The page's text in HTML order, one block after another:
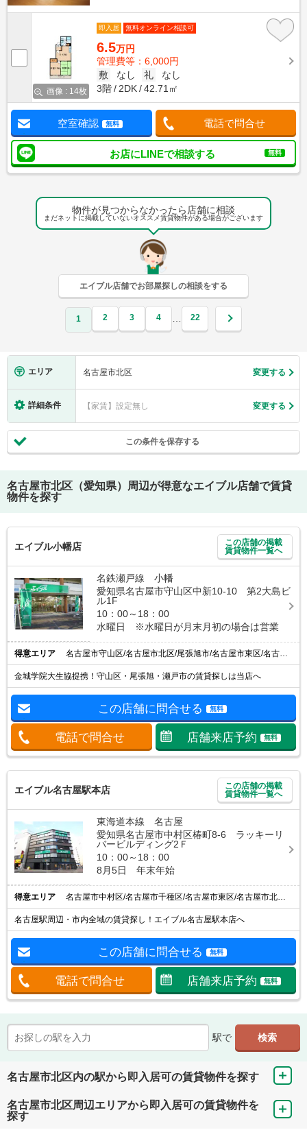
画像 : 14枚
即入居 無料オンライン相談可
6.5万円
管理費等：6,000円
敷
なし 礼
なし
3階
2DK 42.71㎡
空室確認 無料 電話で問合せ
お店にLINEで相談する 無料
物件が見つからなかったら店舗に相談
まだネットに掲載していないオススメ賃貸物件がある場合がございます
エイブル店舗でお部屋探しの相談をする
1 2 3 4 … 22
エリア 名古屋市北区 変更する
詳細条件 【家賃】設定無し 変更する
この条件を保存する
名古屋市北区（愛知県）
周辺が得意なエイブル店舗で賃貸
物件を探す
エイブル小幡店
この店舗の掲載
賃貸物件一覧へ
名鉄瀬戸線 小幡
愛知県名古屋市守山区中新10-10 第2大島ビ
ル1F
10：00～18：00
水曜日 ※水曜日が月末月初の場合は営業
得意エリア 名古屋市守山区/名古屋市北区/尾張旭市/名古屋市東区/名古屋市名東区
金城学院大生協提携！守山区・尾張旭・瀬戸市の賃貸探しは当店へ
この店舗に問合せる 無料
電話で問合せ 店舗来店予約 無料
エイブル名古屋駅本店
この店舗の掲載
賃貸物件一覧へ
東海道本線 名古屋
愛知県名古屋市中村区椿町8-6 ラッキーリ
バービルディング2Ｆ
10：00～18：00
8月5日 年末年始
得意エリア 名古屋市中村区/名古屋市千種区/名古屋市東区/名古屋市北区/名古屋市西区
名古屋駅周辺・市内全域の賃貸探し！エイブル名古屋駅本店へ
この店舗に問合せる 無料
電話で問合せ 店舗来店予約 無料
駅で
名古屋市北区内の駅から即入居可の賃貸物件を探す
名古屋市北区周辺エリアから即入居可の賃貸物件を
探す